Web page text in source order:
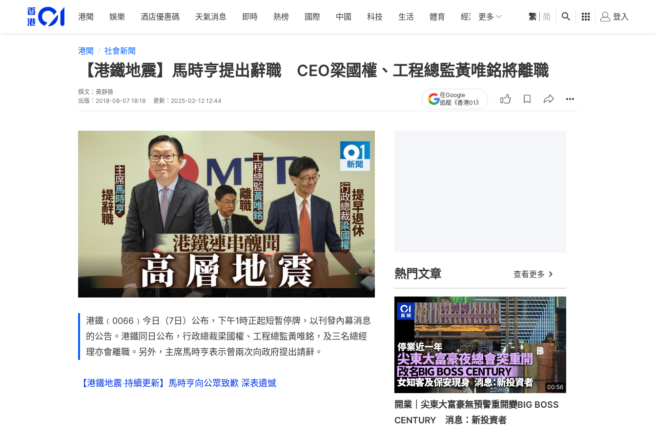
港聞 娛樂 酒店優惠碼 天氣消息 即時 熱榜 國際 中國 科技 生活 體育 經濟 01深圳 觀點 健康 好食玩飛
更多 繁 简 登入
港聞 社會新聞
【港鐵地震】馬時亨提出辭職 CEO梁國權、工程總監黃唯銘將離職
撰文： 黃靜薇
出版： 2018-08-07 18:18 更新： 2025-02-12 12:44
在Google
追蹤《香港01》
港鐵﹙0066﹚今日（7日）公布，下午1時正起短暫停牌，以刊發內幕消息
的公告。港鐵同日公布，行政總裁梁國權、工程總監黃唯銘，及三名總經
理亦會離職。另外，主席馬時亨表示曾兩次向政府提出請辭。
【港鐵地震‧持續更新】馬時亨向公眾致歉 深表遺憾
熱門文章 查看更多
00:56
開業｜尖東大富豪無預警重開變BIG BOSS
CENTURY 消息：新投資者